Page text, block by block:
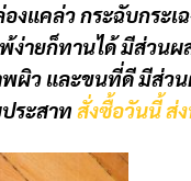
งแคล่ว กระฉับกระเ
ง่ายก็ทานได้ มีส่วน
พผิว และขนที่ดี มีส่ว
ระสาท สั่งซื้อวันนี้ ส่